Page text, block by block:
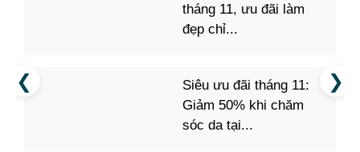
tháng 11, ưu đãi làm
đẹp chỉ...
Siêu ưu đãi tháng 11:
Giảm 50% khi chăm
sóc da tại...